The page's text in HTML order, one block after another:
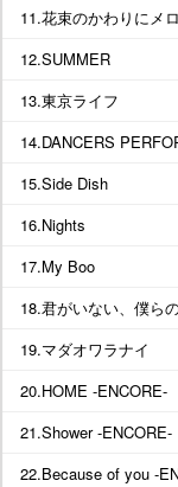
11.花束のかわりにメ
12.SUMMER
13.東京ライフ
14.DANCERS
15.Side Dish
16.Nights
17.My Boo
18.君がいない、僕ら
19.マダオワラナイ
20.HOME -ENCORE-
21.Shower -ENCORE-
22.Because of you -